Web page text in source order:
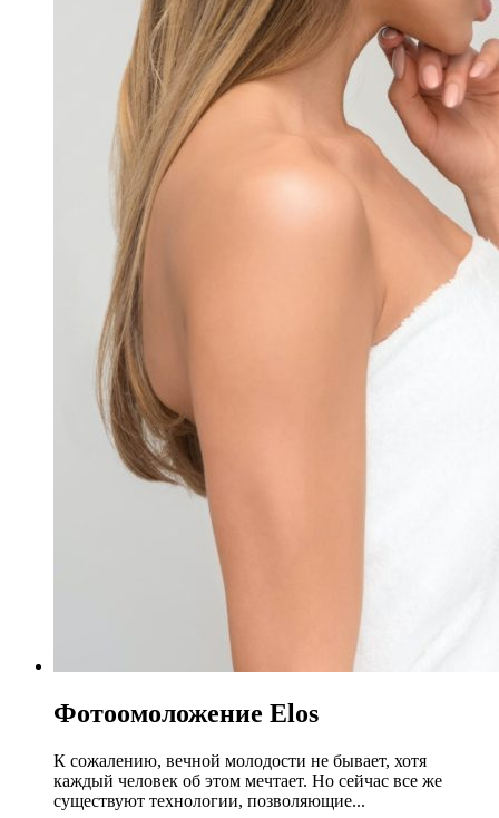
Фотоомоложение Elos
К сожалению, вечной молодости не бывает, хотя
каждый человек об этом мечтает. Но сейчас все же
существуют технологии, позволяющие...